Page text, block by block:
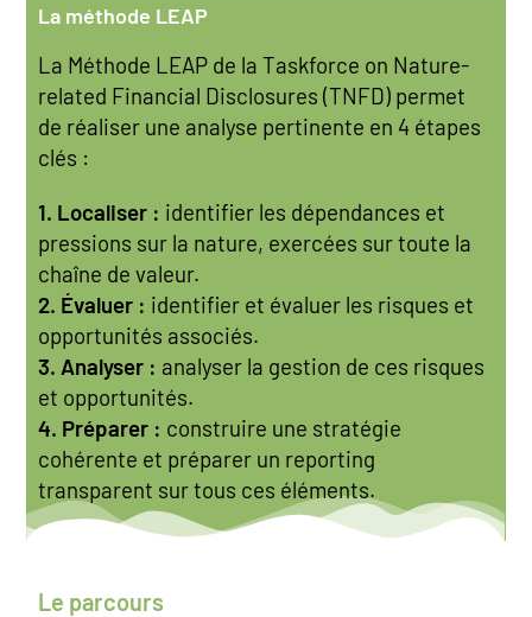
La méthode LEAP
La Méthode LEAP de la Taskforce on Nature-
related Financial Disclosures (TNFD) permet
de réaliser une analyse pertinente en 4 étapes
clés :
1. Localiser : identifier les dépendances et
pressions sur la nature, exercées sur toute la
chaîne de valeur.
2. Évaluer : identifier et évaluer les risques et
opportunités associés.
3. Analyser : analyser la gestion de ces risques
et opportunités.
4. Préparer : construire une stratégie
cohérente et préparer un reporting
transparent sur tous ces éléments.
Le parcours